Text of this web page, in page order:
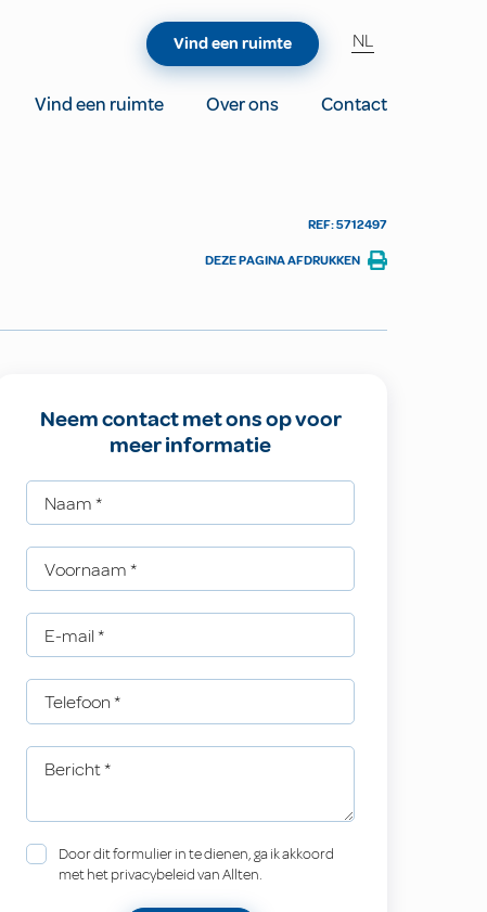
Vind een ruimte Over ons
Contact
Vind een ruimte NL
REF: 5712497
DEZE PAGINA AFDRUKKEN
Neem contact met ons op voor
meer informatie
Naam *
Voornaam *
E-mail *
Telefoon *
Bericht*
Door dit formulier in te dienen, ga ik akkoord
met het privacybeleid van Allten.